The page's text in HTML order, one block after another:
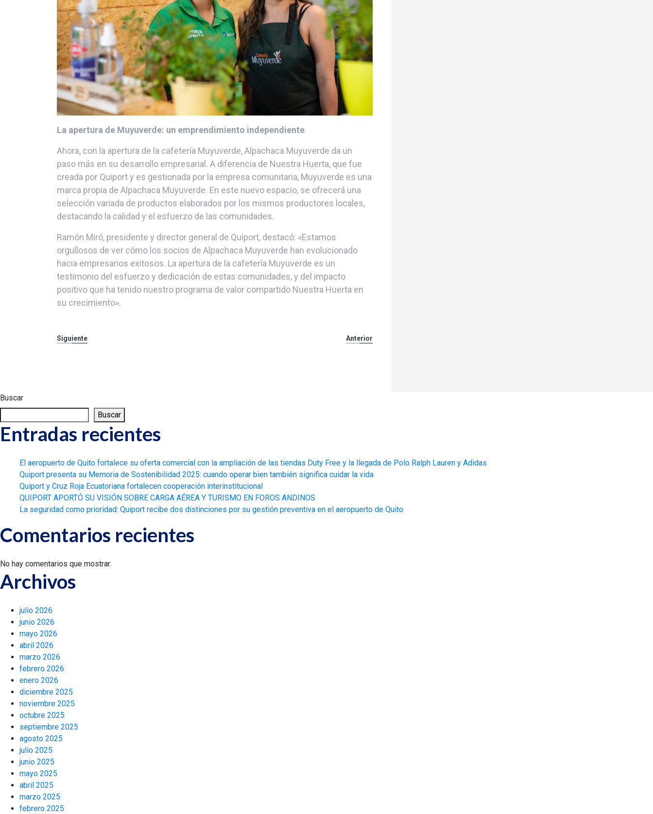
La apertura de Muyuverde: un emprendimiento independiente
Ahora, con la apertura de la cafetería Muyuverde, Alpachaca Muyuverde da un
paso más en su desarrollo empresarial. A diferencia de Nuestra Huerta, que fue
creada por Quiport y es gestionada por la empresa comunitaria, Muyuverde es una
marca propia de Alpachaca Muyuverde. En este nuevo espacio, se ofrecerá una
selección variada de productos elaborados por los mismos productores locales,
destacando la calidad y el esfuerzo de las comunidades.
Ramón Miró, presidente y director general de Quiport, destacó: «Estamos
orgullosos de ver cómo los socios de Alpachaca Muyuverde han evolucionado
hacia empresarios exitosos. La apertura de la cafetería Muyuverde es un
testimonio del esfuerzo y dedicación de estas comunidades, y del impacto
positivo que ha tenido nuestro programa de valor compartido Nuestra Huerta en
su crecimiento».
Siguiente Anterior
Buscar
Buscar
Entradas recientes
El aeropuerto de Quito fortalece su oferta comercial con la ampliación de las tiendas Duty Free y la llegada de Polo Ralph Lauren y Adidas
Quiport presenta su Memoria de Sostenibilidad 2025: cuando operar bien también significa cuidar la vida
Quiport y Cruz Roja Ecuatoriana fortalecen cooperación interinstitucional
QUIPORT APORTÓ SU VISIÓN SOBRE CARGA AÉREA Y TURISMO EN FOROS ANDINOS
La seguridad como prioridad: Quiport recibe dos distinciones por su gestión preventiva en el aeropuerto de Quito
Comentarios recientes
No hay comentarios que mostrar.
Archivos
julio 2026
junio 2026
mayo 2026
abril 2026
marzo 2026
febrero 2026
enero 2026
diciembre 2025
noviembre 2025
octubre 2025
septiembre 2025
agosto 2025
julio 2025
junio 2025
mayo 2025
abril 2025
marzo 2025
febrero 2025